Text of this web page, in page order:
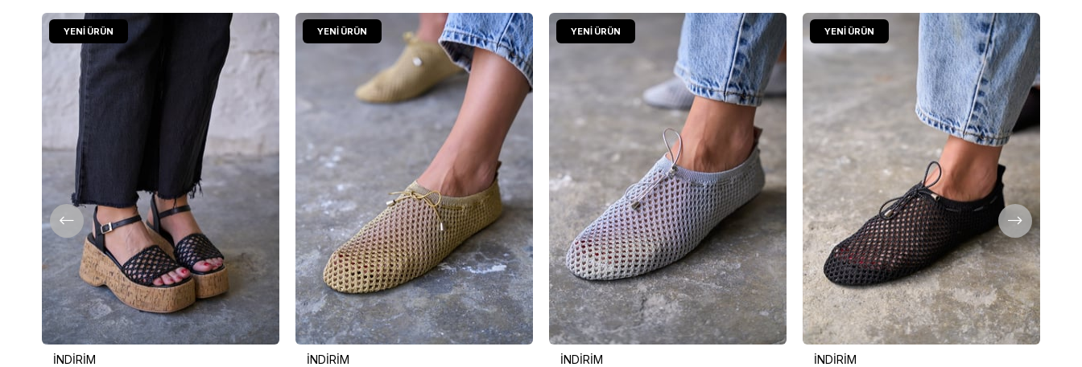
İNDİRİM
YENI ÜRÜN
İNDİRİM
YENI ÜRÜN
İNDİRİM
YENI ÜRÜN
İNDİRİM
YENI ÜRÜN